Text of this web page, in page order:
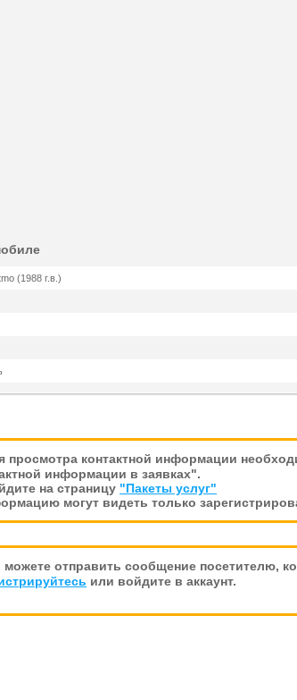
(1988 г.в.)
просмотра контактной информации
информации в заявках".
на страницу "Пакеты услуг"
могут видеть только
отправить сообщение посетителю,
или войдите в аккаунт.